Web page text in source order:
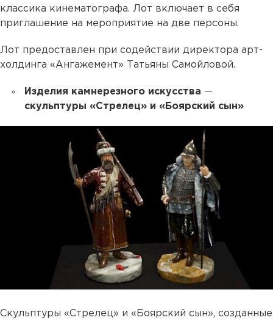
классика кинематографа. Лот включает в себя
приглашение на мероприятие на две персоны.
Лот предоставлен при содействии директора арт-
холдинга «Ангажемент» Татьяны Самойловой.
Изделия камнерезного искусства —
скульптуры «Стрелец» и «Боярский сын»
Скульптуры «Стрелец» и «Боярский сын», созданные